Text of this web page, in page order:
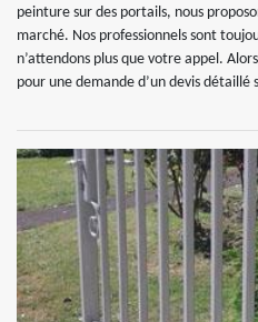
peinture sur des portails, nous
marché. Nos professionnels sont
n’attendons plus que votre appel.
pour une demande d’un devis